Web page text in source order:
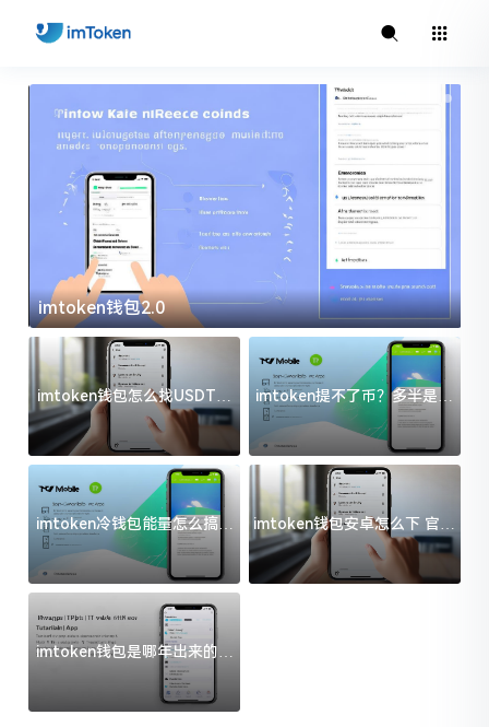
imtoken钱包2.0
imtoken钱包怎么找USDT地
址？三步搞定不踩坑
imtoken提不了币？多半是这
几件事没处理好
imtoken冷钱包能量怎么搞？
过来人告诉你门道
imtoken钱包安卓怎么下 官方
渠道避坑指南
imtoken钱包是哪年出来的？
一文给你说清楚